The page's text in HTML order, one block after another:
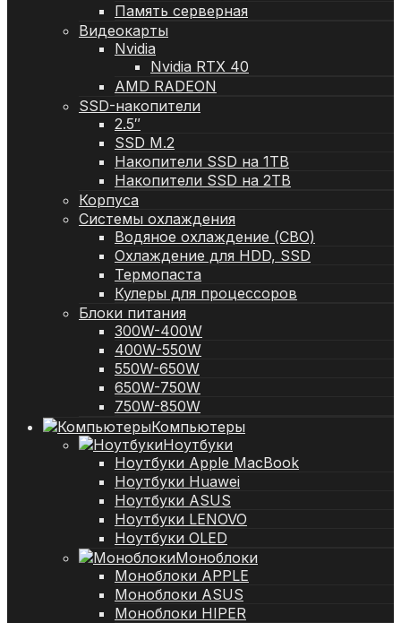
Память серверная
Видеокарты
Nvidia
Nvidia RTX 40
AMD RADEON
SSD-накопители
2.5″
SSD M.2
Накопители SSD на 1TB
Накопители SSD на 2TB
Корпуса
Системы охлаждения
Водяное охлаждение (СВО)
Охлаждение для HDD, SSD
Термопаста
Кулеры для процессоров
Блоки питания
300W-400W
400W-550W
550W-650W
650W-750W
750W-850W
Компьютеры
Ноутбуки
Ноутбуки Apple MacBook
Ноутбуки Huawei
Ноутбуки ASUS
Ноутбуки LENOVO
Ноутбуки OLED
Моноблоки
Моноблоки APPLE
Моноблоки ASUS
Моноблоки HIPER